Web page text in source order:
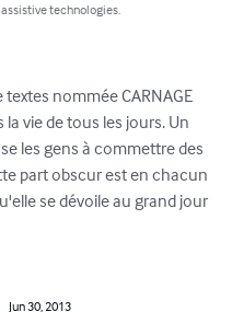
technologies.
nommée CARNAGE
vie de tous les jours. Un
les gens à commettre des
part obscur est en chacun
se dévoile au grand jour
Jun 30, 2013